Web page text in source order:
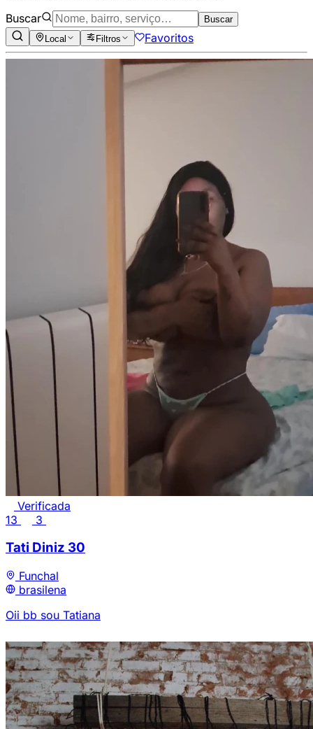
Buscar
Buscar
Local
Filtros Favoritos
Verificada
13
3
Tati Diniz 30
Funchal
brasilena
Oii bb sou Tatiana